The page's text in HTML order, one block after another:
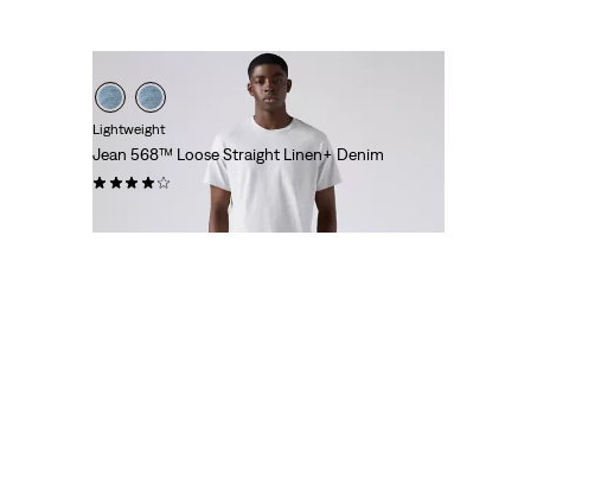
Lightweight
Jean 568™ Loose Straight Linen+ Denim